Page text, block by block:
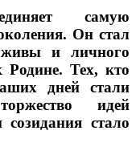
самую
Он стал
и личного
Родине. Тех, кто
дней стали
идей
созидания стало